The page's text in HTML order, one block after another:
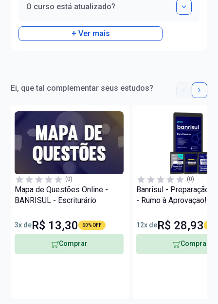
O curso está atualizado?
+ Ver mais
Ei, que tal complementar seus estudos?
(0)
Mapa de Questões Online -
BANRISUL - Escriturário
3x deR$ 13,30 60% OFF
Comprar
(0)
Banrisul - Preparação
- Rumo à Aprovaçao!
12x deR$ 28,93
Comprar